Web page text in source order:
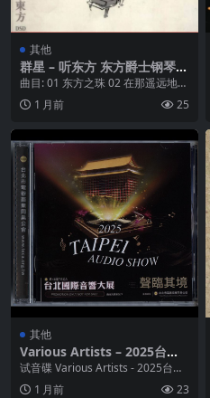
其他
群星 – 听东方 东方爵士钢琴 2
003 DSD DSF
曲目: 01 东方之珠 02 在那遥远地方
03 鲁冰花 04 彩云追月 05 ...
1 月前 25
其他
Various Artists – 2025台北
國際音響大展 TAIPEI AUDIO
试音碟 Various Artists - 2025台北
國際音響大展 TAIPE...
1 月前 23